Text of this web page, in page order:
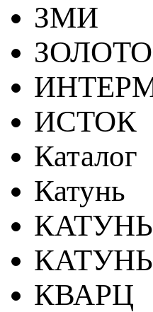
ЗМИ
ИСТОК
Каталог
Катунь
КВАРЦ